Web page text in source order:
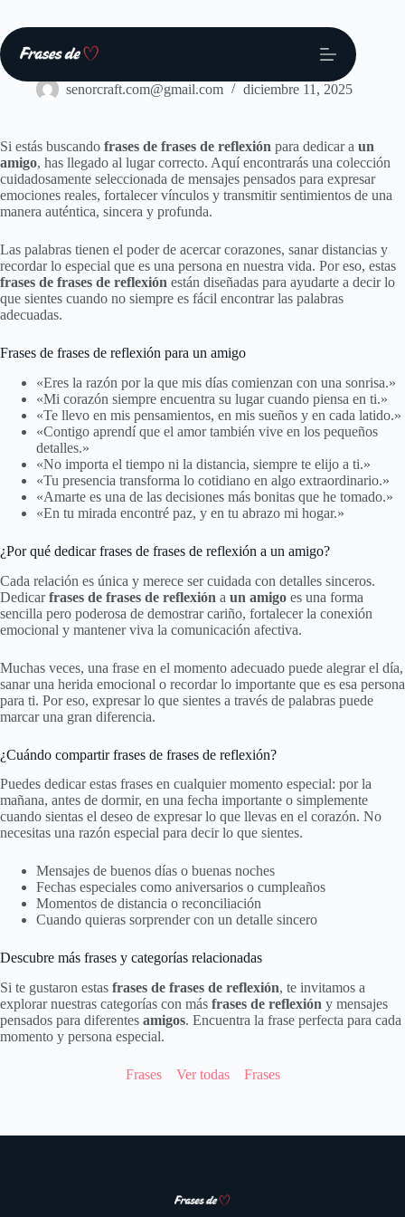
contenido
Frases
senorcraft.com@gmail.com diciembre 11, 2025
Si estás buscando frases de frases de reflexión para dedicar a un
amigo, has llegado al lugar correcto. Aquí encontrarás una colección
cuidadosamente seleccionada de mensajes pensados para expresar
emociones reales, fortalecer vínculos y transmitir sentimientos de una
manera auténtica, sincera y profunda.
Las palabras tienen el poder de acercar corazones, sanar distancias y
recordar lo especial que es una persona en nuestra vida. Por eso, estas
frases de frases de reflexión están diseñadas para ayudarte a decir lo
que sientes cuando no siempre es fácil encontrar las palabras
adecuadas.
Frases de frases de reflexión para un amigo
«Eres la razón por la que mis días comienzan con una sonrisa.»
«Mi corazón siempre encuentra su lugar cuando piensa en ti.»
«Te llevo en mis pensamientos, en mis sueños y en cada latido.»
«Contigo aprendí que el amor también vive en los pequeños
detalles.»
«No importa el tiempo ni la distancia, siempre te elijo a ti.»
«Tu presencia transforma lo cotidiano en algo extraordinario.»
«Amarte es una de las decisiones más bonitas que he tomado.»
«En tu mirada encontré paz, y en tu abrazo mi hogar.»
¿Por qué dedicar frases de frases de reflexión a un amigo?
Cada relación es única y merece ser cuidada con detalles sinceros.
Dedicarfrases de frases de reflexión a un amigo es una forma
sencilla pero poderosa de demostrar cariño, fortalecer la conexión
emocional y mantener viva la comunicación afectiva.
Muchas veces, una frase en el momento adecuado puede alegrar el día,
sanar una herida emocional o recordar lo importante que es esa persona
para ti. Por eso, expresar lo que sientes a través de palabras puede
marcar una gran diferencia.
¿Cuándo compartir frases de frases de reflexión?
Puedes dedicar estas frases en cualquier momento especial: por la
mañana, antes de dormir, en una fecha importante o simplemente
cuando sientas el deseo de expresar lo que llevas en el corazón. No
necesitas una razón especial para decir lo que sientes.
Mensajes de buenos días o buenas noches
Fechas especiales como aniversarios o cumpleaños
Momentos de distancia o reconciliación
Cuando quieras sorprender con un detalle sincero
Descubre más frases y categorías relacionadas
Si te gustaron estas frases de frases de reflexión, te invitamos a
explorar nuestras categorías con más frases de reflexión y mensajes
pensados para diferentes amigos. Encuentra la frase perfecta para cada
momento y persona especial.
Frases Ver todas Frases